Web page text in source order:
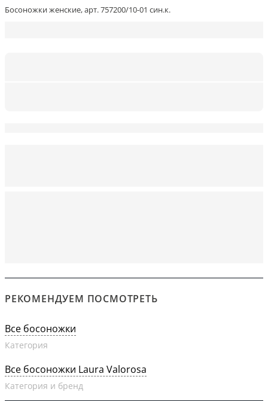
Босоножки женские, арт. 757200/10-01 син.к.
РЕКОМЕНДУЕМ ПОСМОТРЕТЬ
Все босоножки
Категория
Все босоножки Laura Valorosa
Категория и бренд